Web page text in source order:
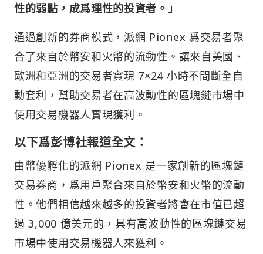
性的弱點，成爲理性的投資者。」
通過創新的券商模式，派網 Pionex 爲交易者聚
合了來自於幣安和火幣的流動性。讓來自美國、
歐洲和亞洲的交易者實現 7×24 小時不間斷全自
動套利，幫助交易者在高波動性的區塊鏈市場中
使用交易機器人實現獲利。
以下爲彭博社報道全文：
由幣優孵化的派網 Pionex 是一家創新的區塊鏈
交易券商，爲用戶聚合來自於幣安和火幣的流動
性。他們相信越來越多的投資者將會在市值已超
過 3,000 億美元的，具有高波動性的區塊鏈交易
市場中使用交易機器人來獲利。